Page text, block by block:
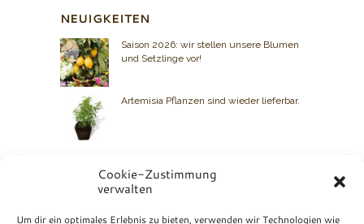
Cookie-Zustimmung
verwalten
Um dir ein optimales Erlebnis zu bieten, verwenden wir Technologien wie
NEUIGKEITEN
Saison 2026: wir stellen unsere Blumen
und Setzlinge vor!
Artemisia Pflanzen sind wieder lieferbar.
BIO GRAUER